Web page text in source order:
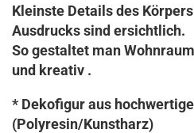
Kleinste Details des
Ausdrucks sind ersichtlich.
So gestaltet man
und kreativ .
* Dekofigur aus
(Polyresin/Kunstharz)